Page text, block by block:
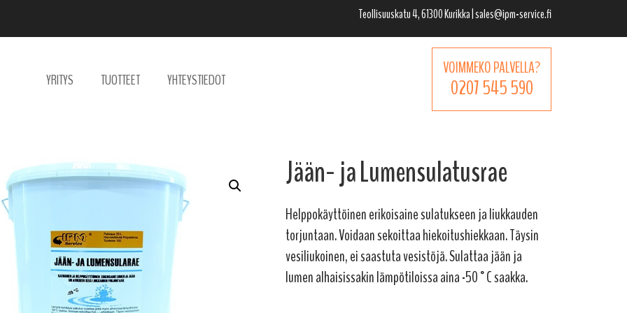
Teollisuuskatu 4, 61300 Kurikka | sales@ipm-service.fi
VOIMMEKO PALVELLA?
0207 545 590
YRITYS TUOTTEET YHTEYSTIEDOT
Jään- ja Lumensulatusrae
Helppokäyttöinen erikoisaine sulatukseen ja liukkauden
torjuntaan. Voidaan sekoittaa hiekoitushiekkaan. Täysin
vesiliukoinen, ei saastuta vesistöjä. Sulattaa jään ja
lumen alhaisissakin lämpötiloissa aina -50°C saakka.